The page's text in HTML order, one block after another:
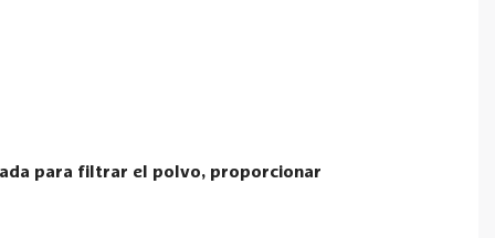
para filtrar el polvo, proporcionar